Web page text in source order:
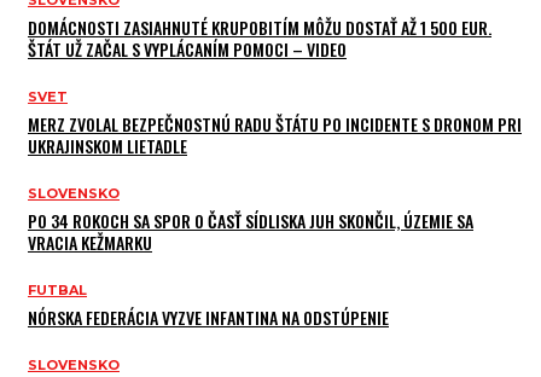
DOMÁCNOSTI ZASIAHNUTÉ KRUPOBITÍM MÔŽU DOSTAŤ AŽ 1 500 EUR.
ŠTÁT UŽ ZAČAL S VYPLÁCANÍM POMOCI – VIDEO
SVET
MERZ ZVOLAL BEZPEČNOSTNÚ RADU ŠTÁTU PO INCIDENTE S DRONOM PRI
UKRAJINSKOM LIETADLE
SLOVENSKO
PO 34 ROKOCH SA SPOR O ČASŤ SÍDLISKA JUH SKONČIL, ÚZEMIE SA
VRACIA KEŽMARKU
FUTBAL
NÓRSKA FEDERÁCIA VYZVE INFANTINA NA ODSTÚPENIE
SLOVENSKO